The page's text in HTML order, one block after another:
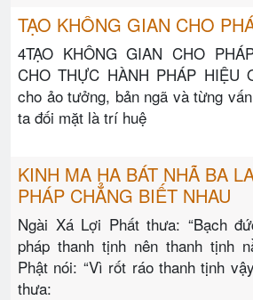
TẠO KHÔNG GIAN CHO
4TẠO KHÔNG GIAN CHO
CHO THỰC HÀNH PHÁP HIỆU
cho ảo tưởng, bản ngã và từng
ta đối mặt là trí huệ
KINH MA HA BÁT NHÃ BA
PHÁP CHẲNG BIẾT NHAU
Ngài Xá Lợi Phất thưa: “Bạch
pháp thanh tịnh nên thanh tịnh
Phật nói: “Vì rốt ráo thanh tịnh
thưa: